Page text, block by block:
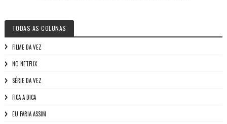
TODAS AS COLUNAS
FILME DA VEZ
NO NETFLIX
SÉRIE DA VEZ
FICA A DICA
EU FARIA ASSIM